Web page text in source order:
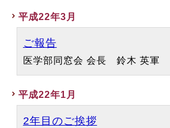
平成22年3月
ご報告
医学部同窓会 会長 鈴木 英軍
平成22年1月
2年目のご挨拶